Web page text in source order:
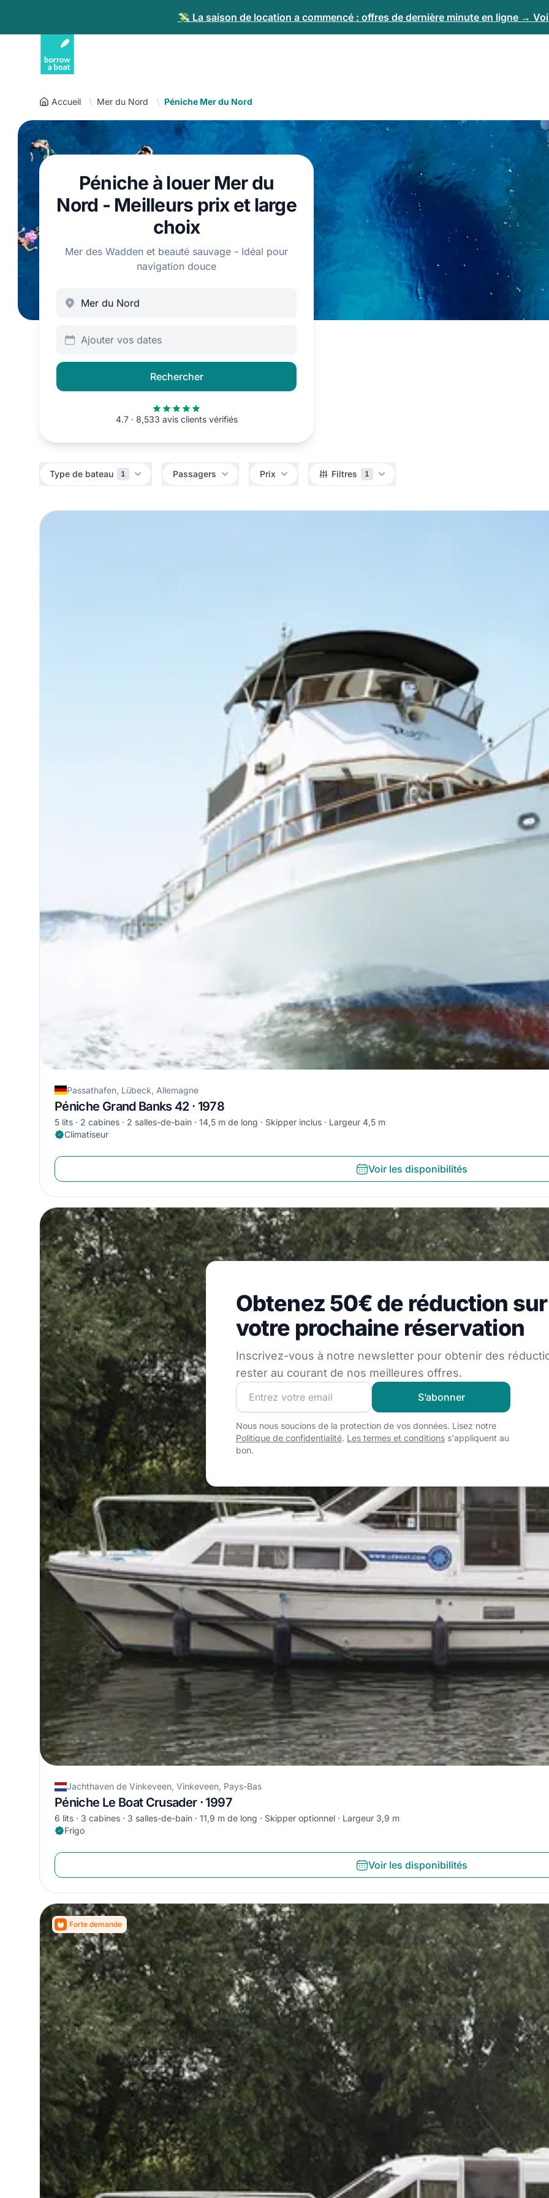
💸 La saison de location a commencé : offres de dernière minute en ligne →
Accueil Mer du Nord Péniche Mer du Nord
Péniche à louer Mer du
Nord - Meilleurs prix et large
choix
Mer des Wadden et beauté sauvage - Idéal pour
navigation douce
Ajouter vos dates
Rechercher
4.7 · 8,533 avis clients vérifiés
Type de bateau 1 Passagers Prix Filtres 1
Passathafen, Lübeck, Allemagne
Péniche Grand Banks 42 · 1978
5 lits 2 cabines 2 salles-de-bain 14,5 m de long Skipper inclus
Largeur 4,5 m
Climatiseur
Voir les disponibilités
Jachthaven de Vinkeveen, Vinkeveen, Pays-Bas
Péniche Le Boat Crusader · 1997
6 lits 3 cabines 3 salles-de-bain 11,9 m de long Skipper optionnel
Largeur 3,9 m
Frigo
Voir les disponibilités
Forte demande
Obtenez 50€ de réduction sur
Inscrivez-vous à notre newsletter pour obtenir des réductions et
Obtenez 50€ de réduction sur
votre prochaine réservation
Inscrivez-vous à notre newsletter pour obtenir des
rester au courant de nos meilleures offres.
Rejoignez notre communauté et pour recevoir les meilleures offres
S’abonner
Nous nous soucions de la protection de vos données. Lisez notre
Politique de confidentialité. Les termes et conditions s'appliquent au
bon.